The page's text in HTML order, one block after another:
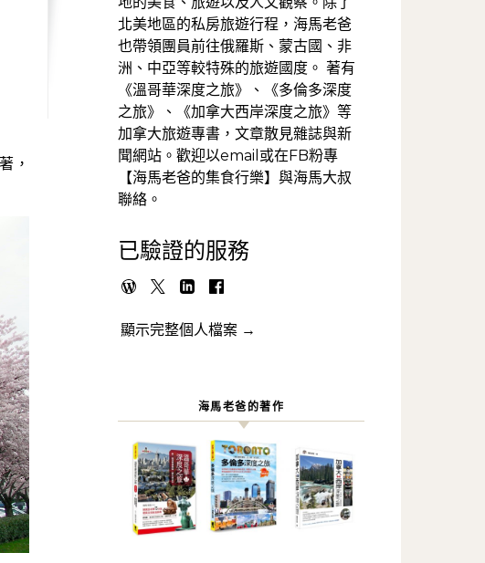
北美地區的私房旅遊行程，海馬老爸
也帶領團員前往俄羅斯、蒙古國、非
洲、中亞等較特殊的旅遊國度。 著有
《溫哥華深度之旅》、《多倫多深度
之旅》、《加拿大西岸深度之旅》等
加拿大旅遊專書，文章散見雜誌與新
聞網站。歡迎以email或在FB粉專
【海馬老爸的集食行樂】與海馬大叔
聯絡。
已驗證的服務
顯示完整個人檔案 →
海馬老爸的著作